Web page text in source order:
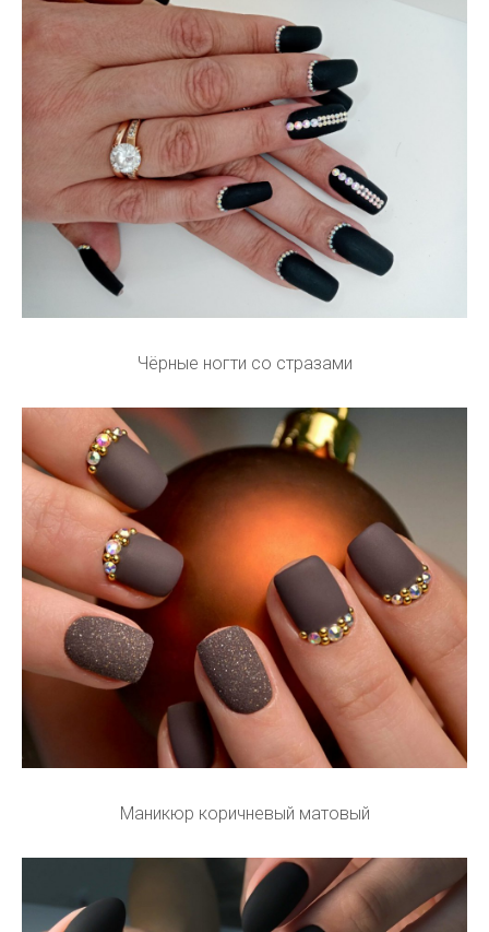
Чёрные ногти со стразами
Маникюр коричневый матовый